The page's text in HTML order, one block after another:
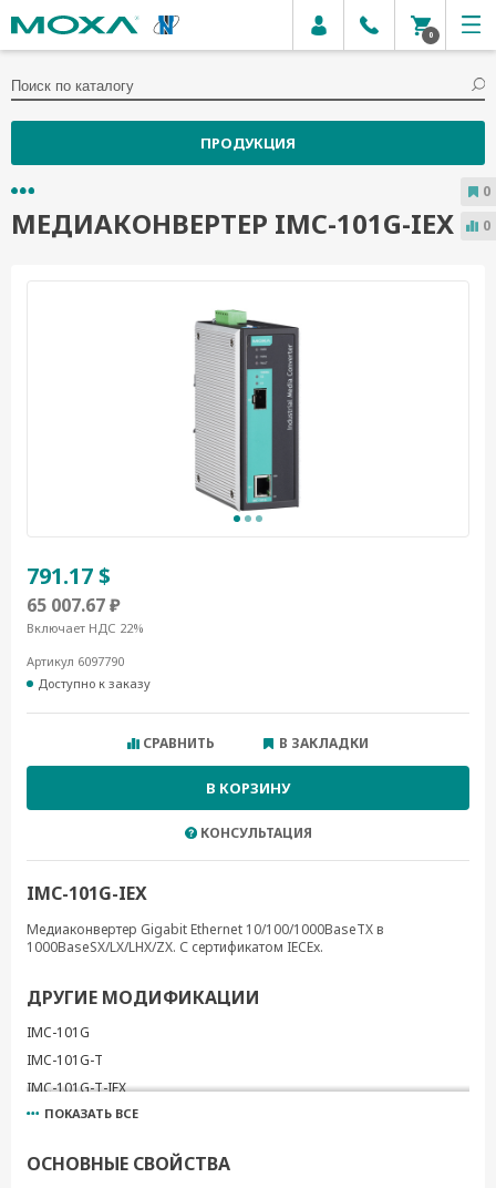
0
ПРОДУКЦИЯ
МЕДИАКОНВЕРТЕР IMC-101G-IEX
791.17 $
65 007.67 ₽
Включает НДС 22%
Артикул 6097790
Доступно к заказу
СРАВНИТЬ В ЗАКЛАДКИ
В КОРЗИНУ
КОНСУЛЬТАЦИЯ
IMC-101G-IEX
Медиаконвертер Gigabit Ethernet 10/100/1000BaseTX в
1000BaseSX/LX/LHX/ZX. С сертификатом IECEx.
ДРУГИЕ МОДИФИКАЦИИ
IMC-101G
IMC-101G-T
IMC-101G-T-IEX
ПОКАЗАТЬ ВСЕ
ОСНОВНЫЕ СВОЙСТВА
0
0